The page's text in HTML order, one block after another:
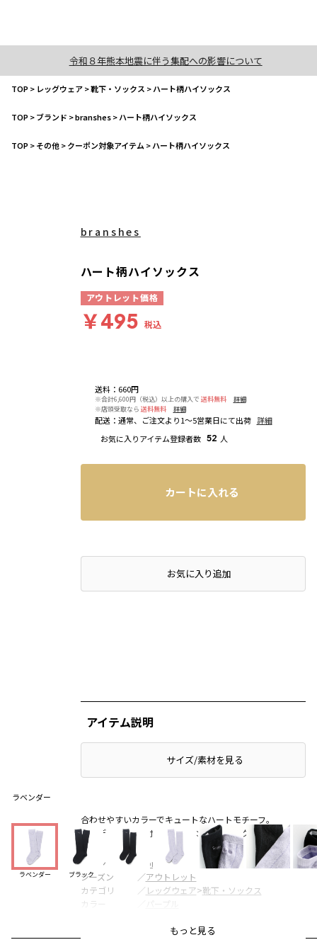
令和８年熊本地震に伴う集配への影響について
TOP> レッグウェア>靴下・ソックス >ハート柄ハイソックス
TOP>ブランド >branshes>ハート柄ハイソックス
TOP>その他>クーポン対象アイテム >ハート柄ハイソックス
ラベンダー
ラベンダー ブラック
送料： 660円
※合計6,600円（税込）以上の購入で 送料無料
詳細
※店頭受取なら 送料無料 詳細
配送： 通常、ご注文より1～5営業日にて出荷 詳細
お気に入りアイテム登録者数 52 人
branshes
ハート柄ハイソックス
アウトレット価格
￥495 税込
カートに入れる
店頭在庫を確認するお気に入り追加
アイテム説明
サイズ/素材を見る
合わせやすいカラーでキュートなハートモチーフ。
コーディネートのポイントになるハイソックスです。
ブランド
branshes
シーズン
／アウトレット
カテゴリ
／ レッグウェア>靴下・ソックス
カラー
パープル
14-5163-890
もっと見る